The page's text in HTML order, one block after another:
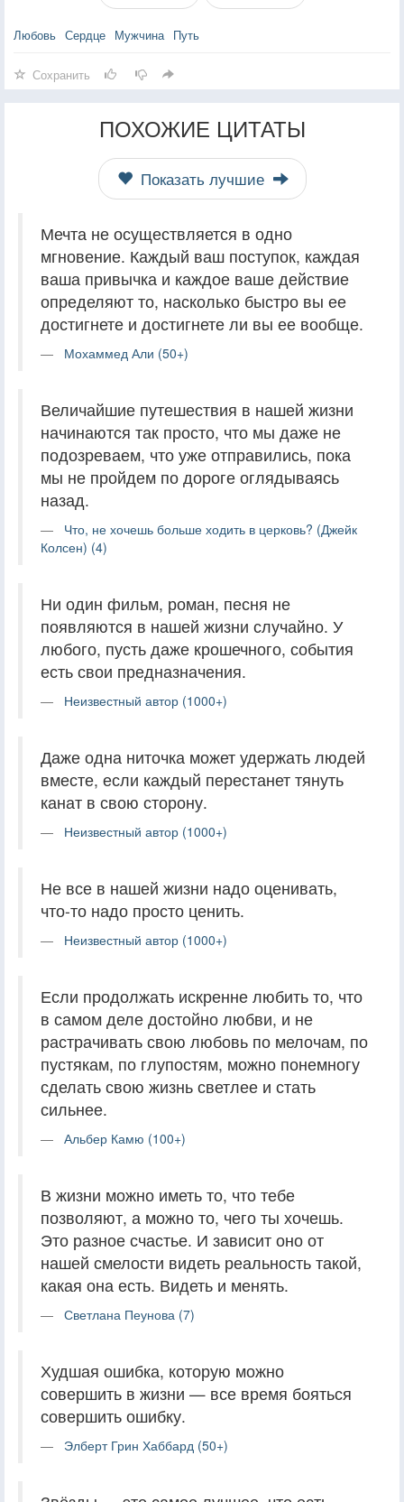
Любовь Сердце Мужчина Путь
Сохранить
ПОХОЖИЕ ЦИТАТЫ
Показать лучшие
Мечта не осуществляется в одно
мгновение. Каждый ваш поступок, каждая
ваша привычка и каждое ваше действие
определяют то, насколько быстро вы ее
достигнете и достигнете ли вы ее вообще.
Мохаммед Али (50+)
Величайшие путешествия в нашей жизни
начинаются так просто, что мы даже не
подозреваем, что уже отправились, пока
мы не пройдем по дороге оглядываясь
назад.
Что, не хочешь больше ходить в церковь? (Джейк
Колсен) (4)
Ни один фильм, роман, песня не
появляются в нашей жизни случайно. У
любого, пусть даже крошечного, события
есть свои предназначения.
Неизвестный автор (1000+)
Даже одна ниточка может удержать людей
вместе, если каждый перестанет тянуть
канат в свою сторону.
Неизвестный автор (1000+)
Не все в нашей жизни надо оценивать,
что-то надо просто ценить.
Неизвестный автор (1000+)
Если продолжать искренне любить то, что
в самом деле достойно любви, и не
растрачивать свою любовь по мелочам, по
пустякам, по глупостям, можно понемногу
сделать свою жизнь светлее и стать
сильнее.
Альбер Камю (100+)
В жизни можно иметь то, что тебе
позволяют, а можно то, чего ты хочешь.
Это разное счастье. И зависит оно от
нашей смелости видеть реальность такой,
какая она есть. Видеть и менять.
Светлана Пеунова (7)
Худшая ошибка, которую можно
совершить в жизни — все время бояться
совершить ошибку.
Элберт Грин Хаббард (50+)